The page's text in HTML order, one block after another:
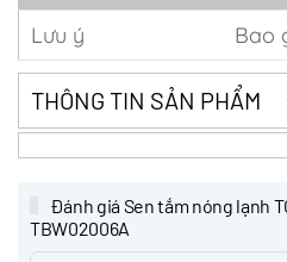
Lưu ý
Bao
THÔNG TIN SẢN PHẨM
Đánh giá Sen tắm nóng lạnh
TBW02006A